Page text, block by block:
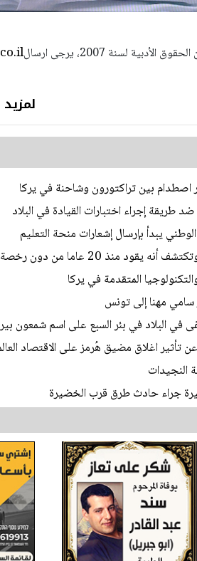
استعمال المضامين بموجب بند 27 أ لقانون الحقوق الأدبية لسنة 2007، يرجى ارسال
طريقة إجراء اختبارات القيادة في البلاد
يبدأ بإرسال إشعارات منحة التعليم
20 عاما من دون رخصة قيادة
المتقدمة في يركا
سامي مهنا إلى تونس
في البلاد في بئر السبع على اسم شمعون
تأثير اغلاق مضيق هُرمز على الاقتصاد
جراء حادث طرق قرب الخضيرة